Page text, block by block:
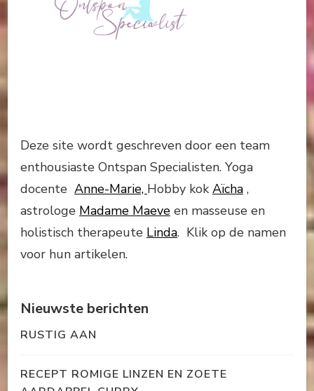
Deze site wordt geschreven door een team
enthousiaste Ontspan Specialisten. Yoga
docente Anne-Marie, Hobby kok Aïcha ,
astrologe Madame Maeve en masseuse en
holistisch therapeute Linda. Klik op de namen
voor hun artikelen.
Nieuwste berichten
RUSTIG AAN
RECEPT ROMIGE LINZEN EN ZOETE